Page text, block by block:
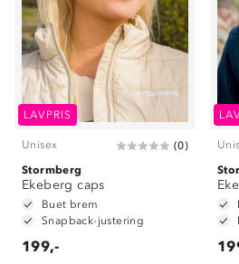
LAVPRIS
Unisex (0)
Stormberg
Ekeberg caps
Buet brem
Snapback-justering
199,-